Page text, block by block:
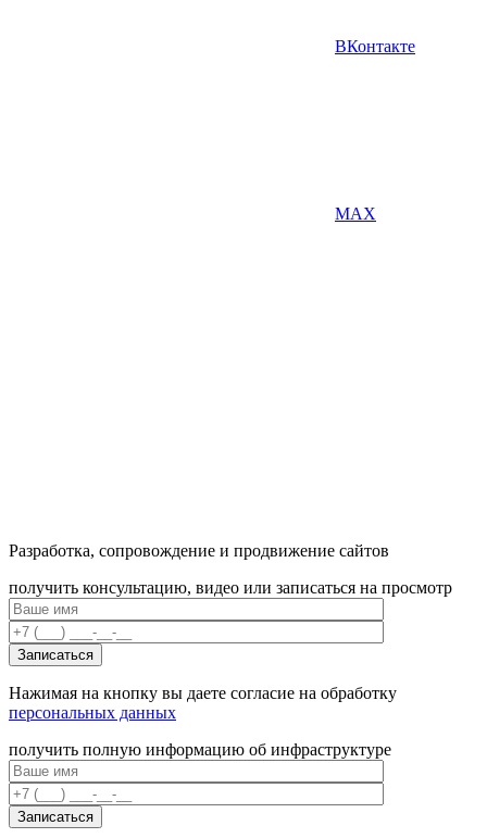
ВКонтакте
MAX
Разработка, сопровождение и продвижение сайтов
получить консультацию, видео или записаться на просмотр
Нажимая на кнопку вы даете согласие на обработку
персональных данных
получить полную информацию об инфраструктуре